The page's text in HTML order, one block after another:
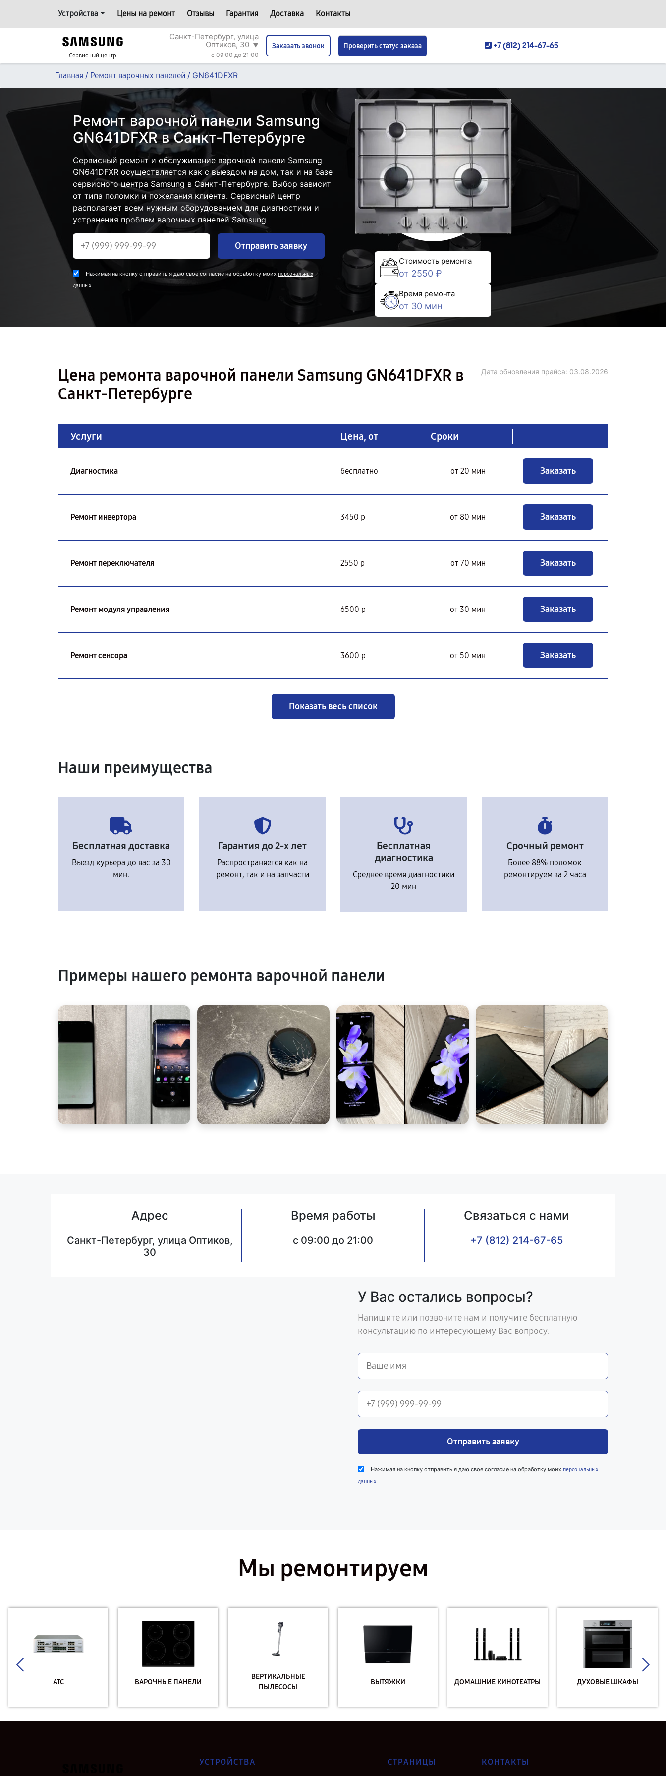
Устройства Цены на ремонт Отзывы Гарантия Доставка Контакты
Сервисный центр
Санкт-Петербург, улица
Оптиков, 30 ▼
c 09:00 до 21:00
Заказать звонок Проверить статус заказа +7 (812) 214-67-65
Главная / Ремонт варочных панелей / GN641DFXR
Ремонт варочной панели Samsung
GN641DFXR в Санкт-Петербурге
Сервисный ремонт и обслуживание варочной панели Samsung
GN641DFXR осуществляется как с выездом на дом, так и на базе
сервисного центра Samsung в Санкт-Петербурге. Выбор зависит
от типа поломки и пожелания клиента. Сервисный центр
располагает всем нужным оборудованием для диагностики и
устранения проблем варочных панелей Samsung.
Отправить заявку
Нажимая на кнопку отправить я даю свое согласие на обработку моих персональных
данных.
Стоимость ремонта
от 2550 ₽
Время ремонта
от 30 мин
Цена ремонта варочной панели Samsung GN641DFXR в
Санкт-Петербурге
Дата обновления прайса: 03.08.2026
Услуги Цена, от Сроки
Диагностика бесплатно от 20 мин Заказать
Ремонт инвертора 3450 р от 80 мин Заказать
Ремонт переключателя 2550 р от 70 мин Заказать
Ремонт модуля управления 6500 р от 30 мин Заказать
Ремонт сенсора 3600 р от 50 мин Заказать
Показать весь список
Наши преимущества
Бесплатная доставка
Выезд курьера до вас за 30
мин.
Гарантия до 2-х лет
Распространяется как на
ремонт, так и на запчасти
Бесплатная
диагностика
Среднее время диагностики
20 мин
Срочный ремонт
Более 88% поломок
ремонтируем за 2 часа
Примеры нашего ремонта варочной панели
Адрес
Санкт-Петербург, улица Оптиков,
30
Время работы
c 09:00 до 21:00
Связаться с нами
+7 (812) 214-67-65
У Вас остались вопросы?
Напишите или позвоните нам и получите бесплатную
консультацию по интересующему Вас вопросу.
Отправить заявку
Нажимая на кнопку отправить я даю свое согласие на обработку моих персональных
данных.
Мы ремонтируем
АТС ВАРОЧНЫЕ ПАНЕЛИ
ВЕРТИКАЛЬНЫЕ
ПЫЛЕСОСЫ
ВЫТЯЖКИ ДОМАШНИЕ КИНОТЕАТРЫ ДУХОВЫЕ ШКАФЫ
УСТРОЙСТВА СТРАНИЦЫ КОНТАКТЫ